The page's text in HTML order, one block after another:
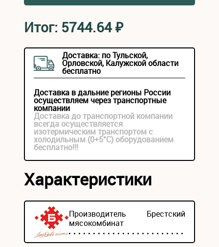
Итог: 5744.64₽
Доставка: по Тульской,
Орловской, Калужской области
бесплатно
Доставка в дальние регионы России
осуществляем через транспортные
компании
Доставка до транспортной компании
всегда осуществляется
изотермическим транспортом с
холодильным (0+5°С) оборудованием
бесплатно!!!
Характеристики
Производитель Брестский
мясокомбинат